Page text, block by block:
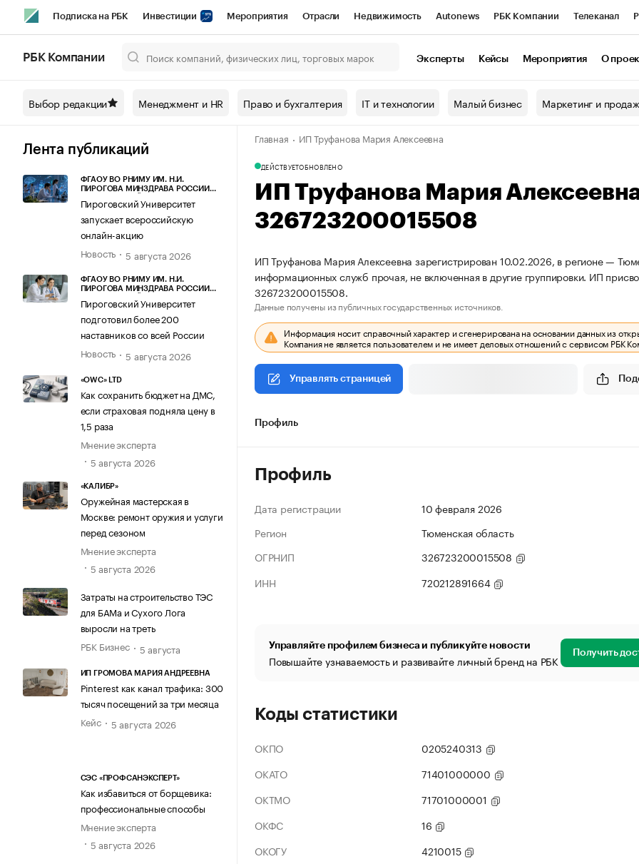
Подписка на РБК Инвестиции Мероприятия Отрасли Недвижимость Autonews РБК Компании Телеканал
Спецпроекты СПб Конференции СПб Спецпроекты Проверка контрагентов
Технологии и медиа Рынок наличной валюты
РБК Компании Эксперты Кейсы Мероприятия О
Выбор редакции Менеджмент и HR Право и бухгалтерия IT и технологии Малый бизнес Маркетинг и
Лента публикаций
ФГАОУ ВО РНИМУ ИМ. Н.И.
ПИРОГОВА МИНЗДРАВА РОССИИ
Пироговский Университет
запускает всероссийскую
онлайн-акцию
Новость
5 августа 2026
ФГАОУ ВО РНИМУ ИМ. Н.И.
ПИРОГОВА МИНЗДРАВА РОССИИ
Пироговский Университет
подготовил более 200
наставников со всей России
Новость
5 августа 2026
«OWC» LTD
Как сохранить бюджет на ДМС,
если страховая подняла цену в
1,5 раза
Мнение эксперта
5 августа 2026
«КАЛИБР»
Оружейная мастерская в
Москве: ремонт оружия и услуги
перед сезоном
Мнение эксперта
5 августа 2026
Затраты на строительство ТЭС
для БАМа и Сухого Лога
выросли на треть
РБК Бизнес
5 августа
ИП ГРОМОВА МАРИЯ АНДРЕЕВНА
Pinterest как канал трафика: 300
тысяч посещений за три месяца
Кейс
5 августа 2026
СЭС «ПРОФСАНЭКСПЕРТ»
Как избавиться от борщевика:
профессиональные способы
Мнение эксперта
5 августа 2026
Главная ИП Труфанова Мария Алексеевна
ДЕЙСТВУЕТОБНОВЛЕНО
ИП Труфанова Мария
326723200015508
ИП Труфанова Мария Алексеевна зарегистрирован 10.02.2026, в регионе —
информационных служб прочая, не включенная в другие группировки. ИП
326723200015508.
Данные получены из публичных государственных источников.
Информация носит справочный характер и сгенерирована на основании данных из
Компания не является пользователем и не имеет деловых отношений с сервисом РБК
Управлять страницей
Профиль
Профиль
Дата регистрации
10 февраля 2026
Регион
Тюменская область
ОГРНИП
326723200015508
ИНН
720212891664
Управляйте профилем бизнеса и публикуйте новости
Повышайте узнаваемость и развивайте личный бренд на РБК Получить
Коды статистики
ОКПО
0205240313
ОКАТО
71401000000
ОКТМО
71701000001
ОКФС
16
ОКОГУ
4210015